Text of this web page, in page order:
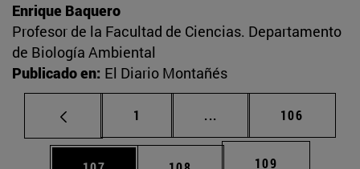
Enrique Baquero
Profesor de la Facultad de Ciencias. Departamento
de Biología Ambiental
Publicado en: El Diario Montañés
Página
1 ... Páginas intermedias
Página
106
Página
109